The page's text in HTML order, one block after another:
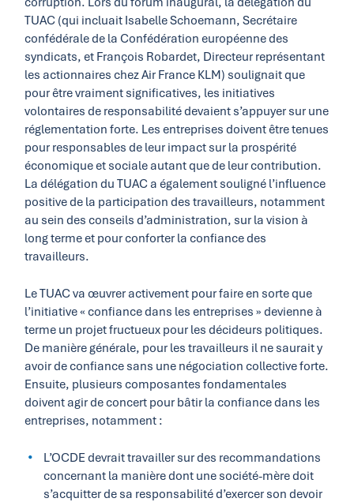
TUAC (qui incluait Isabelle Schoemann, Secrétaire
confédérale de la Confédération européenne des
syndicats, et François Robardet, Directeur représentant
les actionnaires chez Air France KLM) soulignait que
pour être vraiment significatives, les initiatives
volontaires de responsabilité devaient s’appuyer sur une
réglementation forte. Les entreprises doivent être tenues
pour responsables de leur impact sur la prospérité
économique et sociale autant que de leur contribution.
La délégation du TUAC a également souligné l’influence
positive de la participation des travailleurs, notamment
au sein des conseils d’administration, sur la vision à
long terme et pour conforter la confiance des
travailleurs.
Le TUAC va œuvrer activement pour faire en sorte que
l’initiative « confiance dans les entreprises » devienne à
terme un projet fructueux pour les décideurs politiques.
De manière générale, pour les travailleurs il ne saurait y
avoir de confiance sans une négociation collective forte.
Ensuite, plusieurs composantes fondamentales
doivent agir de concert pour bâtir la confiance dans les
entreprises, notamment :
L’OCDE devrait travailler sur des recommandations
concernant la manière dont une société-mère doit
s’acquitter de sa responsabilité d’exercer son devoir